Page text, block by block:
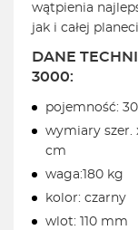
wątpienia
jak i całej
DANE
3000:
pojemność:
wymiary szer.
cm
waga:180 kg
kolor: czarny
wlot: 110 mm